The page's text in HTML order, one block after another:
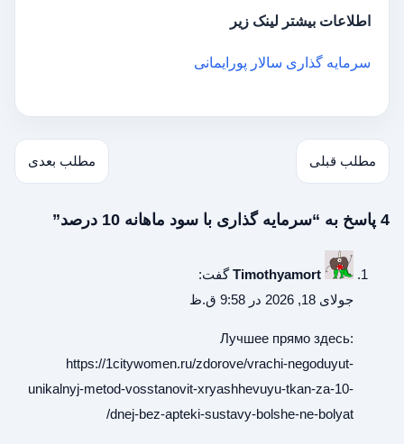
اطلاعات بیشتر لینک زیر
سرمایه گذاری سالار پورایمانی
مطلب قبلی مطلب بعدی
4 پاسخ به “سرمایه گذاری با سود ماهانه 10 درصد”
Timothyamort گفت:
جولای 18, 2026 در 9:58 ق.ظ
Лучшее прямо здесь:
https://1citywomen.ru/zdorove/vrachi-negoduyut-
unikalnyj-metod-vosstanovit-xryashhevuyu-tkan-za-10-
dnej-bez-apteki-sustavy-bolshe-ne-bolyat/